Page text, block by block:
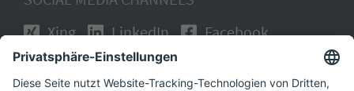
Xing
LinkedIn
Facebook
Instagram